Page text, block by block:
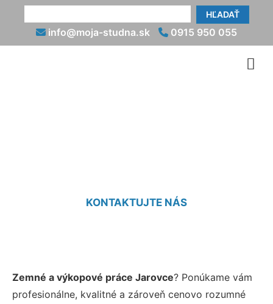
HĽADAŤ
info@moja-studna.sk 0915 950 055
KONTAKTUJTE NÁS
Zemné a výkopové práce Jarovce? Ponúkame vám
profesionálne, kvalitné a zároveň cenovo rozumné